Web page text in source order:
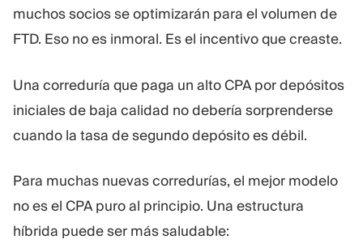
muchos socios se optimizarán para el volumen de
FTD. Eso no es inmoral. Es el incentivo que creaste.
Una correduría que paga un alto CPA por depósitos
iniciales de baja calidad no debería sorprenderse
cuando la tasa de segundo depósito es débil.
Para muchas nuevas corredurías, el mejor modelo
no es el CPA puro al principio. Una estructura
híbrida puede ser más saludable: